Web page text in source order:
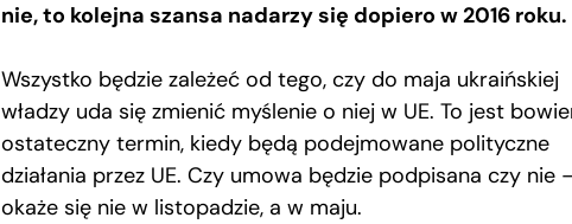
nie, to kolejna szansa nadarzy się dopiero w 2016 roku.
Wszystko będzie zależeć od tego, czy do maja ukraińskiej
władzy uda się zmienić myślenie o niej w UE. To jest
ostateczny termin, kiedy będą podejmowane polityczne
działania przez UE. Czy umowa będzie podpisana czy nie
okaże się nie w listopadzie, a w maju.